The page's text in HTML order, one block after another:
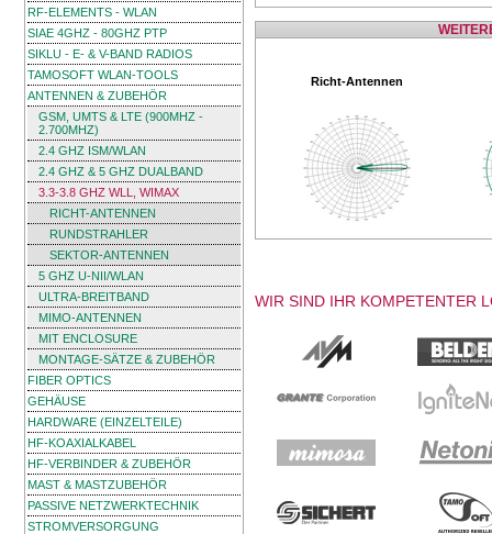
RF-ELEMENTS - WLAN
SIAE 4GHZ - 80GHZ PTP
SIKLU - E- & V-BAND RADIOS
TAMOSOFT WLAN-TOOLS
ANTENNEN & ZUBEHÖR
GSM, UMTS & LTE (900MHZ -
2.700MHZ)
2.4 GHZ ISM/WLAN
2.4 GHZ & 5 GHZ DUALBAND
3.3-3.8 GHZ WLL, WIMAX
RICHT-ANTENNEN
RUNDSTRAHLER
SEKTOR-ANTENNEN
5 GHZ U-NII/WLAN
ULTRA-BREITBAND
MIMO-ANTENNEN
MIT ENCLOSURE
MONTAGE-SÄTZE & ZUBEHÖR
FIBER OPTICS
GEHÄUSE
HARDWARE (EINZELTEILE)
HF-KOAXIALKABEL
HF-VERBINDER & ZUBEHÖR
MAST & MASTZUBEHÖR
PASSIVE NETZWERKTECHNIK
STROMVERSORGUNG
Richt-Antennen
WIR SIND IHR KOMPETENTER